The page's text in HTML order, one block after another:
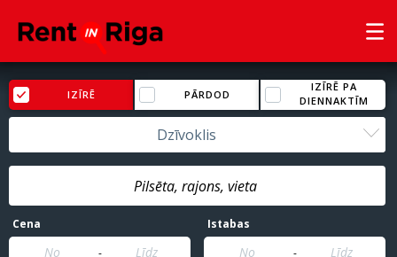
IZĪRĒ PĀRDOD
IZĪRĒ PA
DIENNAKTĪM
Dzīvoklis
Cena
-
Istabas
-